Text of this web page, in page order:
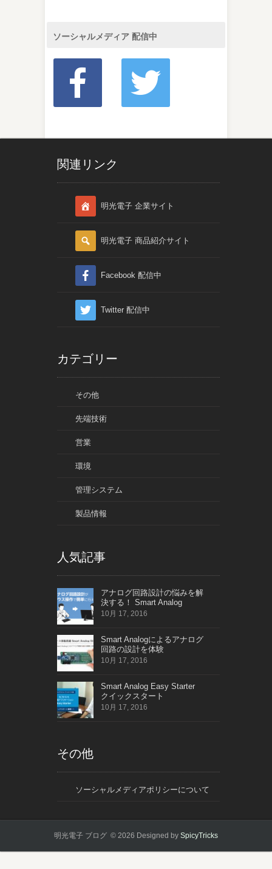
ソーシャルメディア 配信中
関連リンク
明光電子 企業サイト
明光電子 商品紹介サイト
Facebook 配信中
Twitter 配信中
カテゴリー
その他
先端技術
営業
環境
管理システム
製品情報
人気記事
アナログ回路設計の悩みを解
決する！ Smart Analog
10月 17, 2016
Smart Analogによるアナログ
回路の設計を体験
10月 17, 2016
Smart Analog Easy Starter
クイックスタート
10月 17, 2016
その他
ソーシャルメディアポリシーについて
明光電子 ブログ © 2026 Designed by SpicyTricks